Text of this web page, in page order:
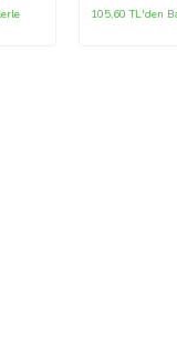
105,60 TL'den